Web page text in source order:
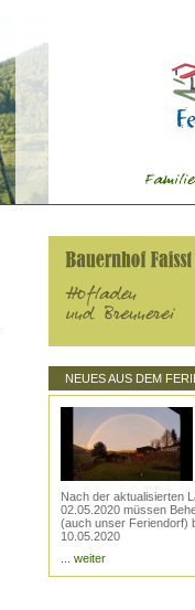
NEUES AUS DEM
Nach der aktualisierten
02.05.2020 müssen
(auch unser Feriendorf)
10.05.2020
... weiter